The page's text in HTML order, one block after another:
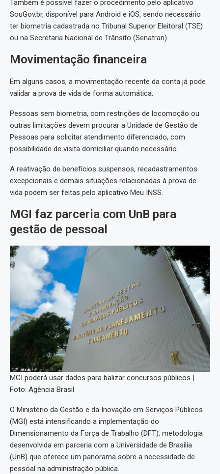
Também é possível fazer o procedimento pelo aplicativo
SouGov.br, disponível para Android e iOS, sendo necessário
ter biometria cadastrada no Tribunal Superior Eleitoral (TSE)
ou na Secretaria Nacional de Trânsito (Senatran).
Movimentação financeira
Em alguns casos, a movimentação recente da conta já pode
validar a prova de vida de forma automática.
Pessoas sem biometria, com restrições de locomoção ou
outras limitações devem procurar a Unidade de Gestão de
Pessoas para solicitar atendimento diferenciado, com
possibilidade de visita domiciliar quando necessário.
A reativação de benefícios suspensos, recadastramentos
excepcionais e demais situações relacionadas à prova de
vida podem ser feitas pelo aplicativo Meu INSS.
MGI faz parceria com UnB para
gestão de pessoal
MGI poderá usar dados para balizar concursos públicos |
Foto: Agência Brasil
O Ministério da Gestão e da Inovação em Serviços Públicos
(MGI) está intensificando a implementação do
Dimensionamento da Força de Trabalho (DFT), metodologia
desenvolvida em parceria com a Universidade de Brasília
(UnB) que oferece um panorama sobre a necessidade de
pessoal na administração pública.